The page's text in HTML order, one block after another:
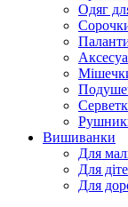
Одяг
Вишиванки
Для
Для
Для